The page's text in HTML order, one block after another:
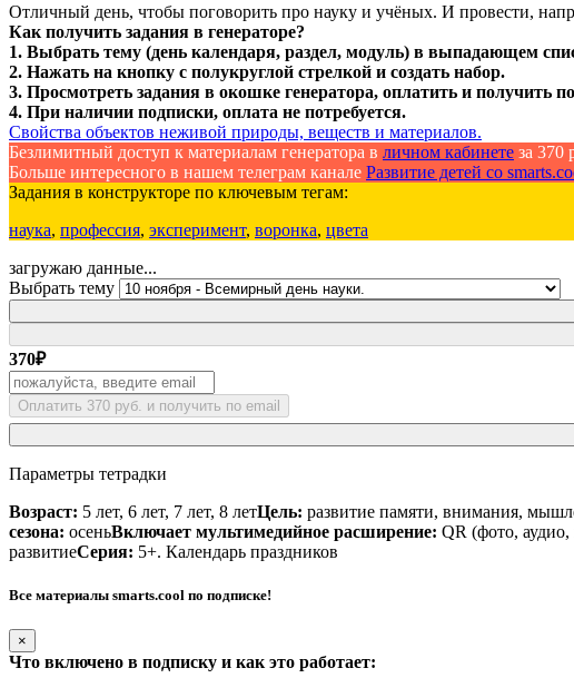
Отличный день, чтобы поговорить про науку и учёных. И провести,
Как получить задания в генераторе?
1. Выбрать тему (день календаря, раздел, модуль) в выпадающем
2. Нажать на кнопку с полукруглой стрелкой и создать набор.
3. Просмотреть задания в окошке генератора, оплатить и получить
4. При наличии подписки, оплата не потребуется.
Свойства объектов неживой природы, веществ и материалов.
Безлимитный доступ к материалам генератора в личном кабинете за 370
Больше интересного в нашем телеграм канале Развитие детей со
Задания в конструкторе по ключевым тегам:
наука, профессия, эксперимент, воронка, цвета
загружаю данные...
Выбрать тему
370₽
Оплатить 370 руб. и получить по email
Параметры тетрадки
Возраст: 5 лет, 6 лет, 7 лет, 8 летЦель: развитие памяти, внимания,
сезона: осеньВключает мультимедийное расширение: QR (фото, аудио,
развитиеСерия: 5+. Календарь праздников
Все материалы smarts.cool по подписке!
×
Что включено в подписку и как это работает: